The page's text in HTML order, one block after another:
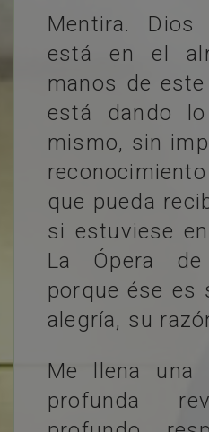
Mentira.
está en el
manos de
está dando
mismo, sin
que pueda
si estuviese
La Ópera
porque ése es
alegría, su
Me llena una
profunda